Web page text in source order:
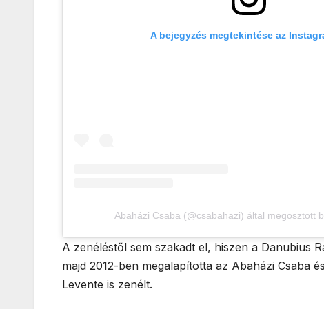
A bejegyzés megtekintése az
Abaházi Csaba (@csabahazi) által megosztott
A zenéléstől sem szakadt el, hiszen a Danubius
majd 2012-ben megalapította az Abaházi Csaba
Levente is zenélt.